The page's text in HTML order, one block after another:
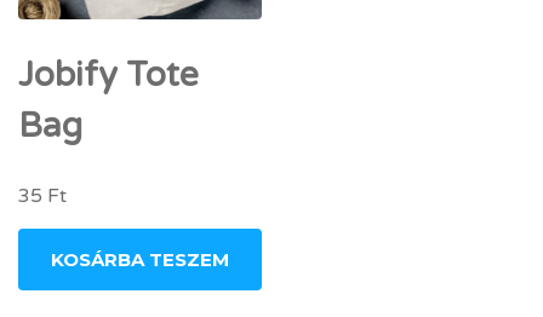
Jobify Tote
Bag
35 Ft
KOSÁRBA TESZEM